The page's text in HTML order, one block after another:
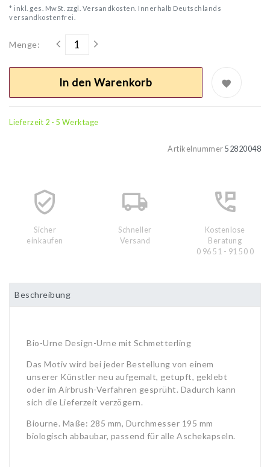
* inkl. ges. MwSt. zzgl. Versandkosten. Innerhalb Deutschlands
versandkostenfrei.
Menge:
In den Warenkorb
Lieferzeit 2 - 5 Werktage
Artikelnummer 52820048
Sicher
einkaufen
Schneller
Versand
Kostenlose
Beratung
0 96 51 - 91 50 0
Beschreibung
Bio-Urne Design-Urne mit Schmetterling
Das Motiv wird bei jeder Bestellung von einem
unserer Künstler neu aufgemalt, getupft, geklebt
oder im Airbrush-Verfahren gesprüht. Dadurch kann
sich die Lieferzeit verzögern.
Biourne. Maße: 285 mm, Durchmesser 195 mm
biologisch abbaubar, passend für alle Aschekapseln.